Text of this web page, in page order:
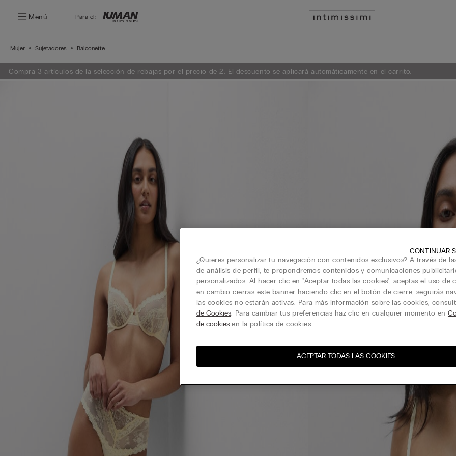
Menú Para él:
Mujer Sujetadores Balconette
Compra 3 artículos de la selección de rebajas por el precio de 2. El descuento se aplicará automáticamente en el carrito.
¿Quieres personalizar tu navegación con contenidos exclusivos? A través de
de análisis de perfil, te propondremos contenidos y comunicaciones
personalizados. Al hacer clic en "Aceptar todas las cookies", aceptas el uso de
en cambio cierras este banner haciendo clic en el botón de cierre, seguirás
las cookies no estarán activas. Para más información sobre las cookies,
de Cookies. Para cambiar tus preferencias haz clic en cualquier momento en
de cookies en la política de cookies.
ACEPTAR TODAS LAS COOKIES
CONTINUAR